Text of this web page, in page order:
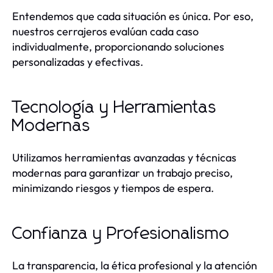
Entendemos que cada situación es única. Por eso,
nuestros cerrajeros evalúan cada caso
individualmente, proporcionando soluciones
personalizadas y efectivas.
Tecnología y Herramientas
Modernas
Utilizamos herramientas avanzadas y técnicas
modernas para garantizar un trabajo preciso,
minimizando riesgos y tiempos de espera.
Confianza y Profesionalismo
La transparencia, la ética profesional y la atención